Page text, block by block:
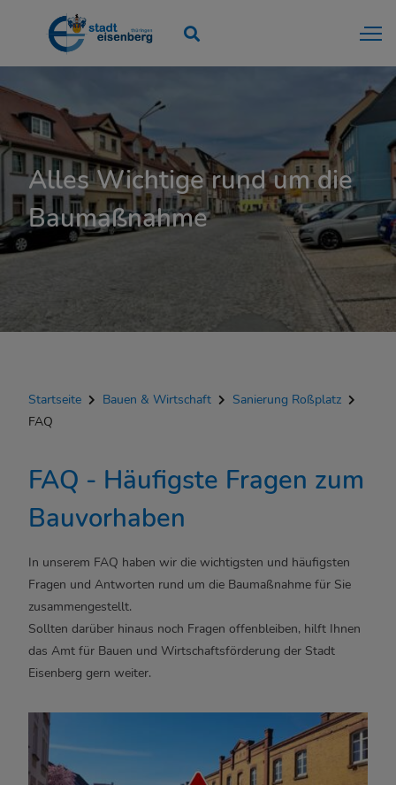
Sanierung Roßplatz
Stadtentwicklung
Bebauungspläne
Konzept Sportanlagen
Energetische Quartierskonzepte
Sanierungsgebiet
Geförderte Bauprojekte
Wirtschaftsstandort
Kommunale Unternehmen
Alles Wichtige rund um die
Baumaßnahme
Startseite Bauen & Wirtschaft
Sanierung Roßplatz
FAQ
FAQ - Häufigste Fragen zum
Bauvorhaben
In unserem FAQ haben wir die wichtigsten und häufigsten
Fragen und Antworten rund um die Baumaßnahme für Sie
zusammengestellt.
Sollten darüber hinaus noch Fragen offenbleiben, hilft Ihnen
das Amt für Bauen und Wirtschaftsförderung der Stadt
Eisenberg gern weiter.